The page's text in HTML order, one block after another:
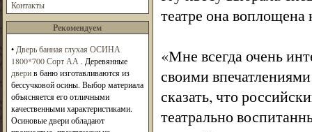
Контакты
Рекомендуем
• Дверь банная глухая ОСИНА
1800*700 Сорт АА . Деревянные
дверив баню изготавливаются из
бессучковой осины. Выбор материала
объясняется его отличными
качественными характеристиками.
Осиновые двери обладают
театре она воплощена
«Мне всегда очень
своими
сказать, что
театрально